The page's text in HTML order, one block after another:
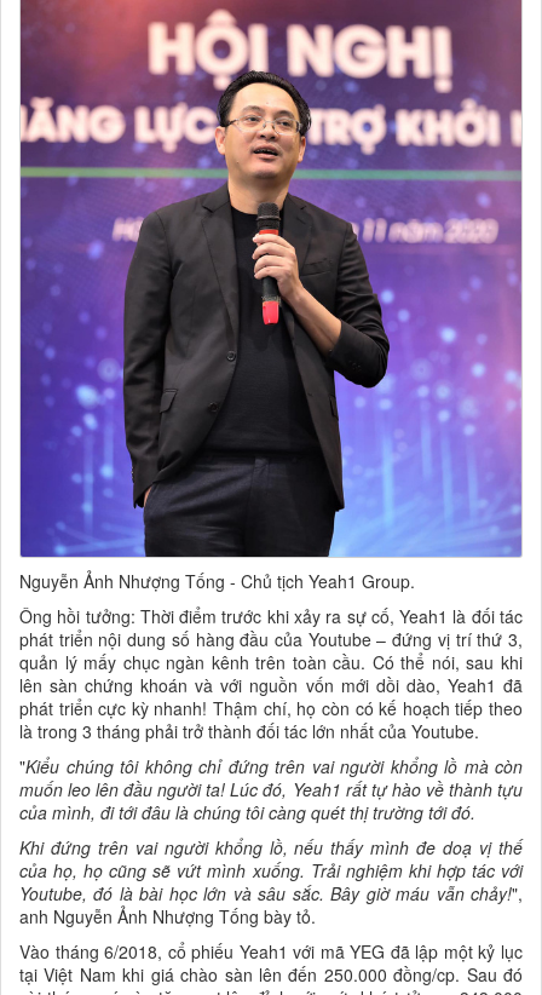
Nguyễn Ảnh Nhượng Tống - Chủ tịch Yeah1 Group.
Ông hồi tưởng: Thời điểm trước khi xảy ra sự cố, Yeah1 là đối tác
phát triển nội dung số hàng đầu của Youtube – đứng vị trí thứ 3,
quản lý mấy chục ngàn kênh trên toàn cầu. Có thể nói, sau khi
lên sàn chứng khoán và với nguồn vốn mới dồi dào, Yeah1 đã
phát triển cực kỳ nhanh! Thậm chí, họ còn có kế hoạch tiếp theo
là trong 3 tháng phải trở thành đối tác lớn nhất của Youtube.
"Kiểu chúng tôi không chỉ đứng trên vai người khổng lồ mà còn
muốn leo lên đầu người ta! Lúc đó, Yeah1 rất tự hào về thành tựu
của mình, đi tới đâu là chúng tôi càng quét thị trường tới đó.
Khi đứng trên vai người khổng lồ, nếu thấy mình đe doạ vị thế
của họ, họ cũng sẽ vứt mình xuống. Trải nghiệm khi hợp tác với
Youtube, đó là bài học lớn và sâu sắc. Bây giờ máu vẫn chảy!",
anh Nguyễn Ảnh Nhượng Tống bày tỏ.
Vào tháng 6/2018, cổ phiếu Yeah1 với mã YEG đã lập một kỷ lục
tại Việt Nam khi giá chào sàn lên đến 250.000 đồng/cp. Sau đó